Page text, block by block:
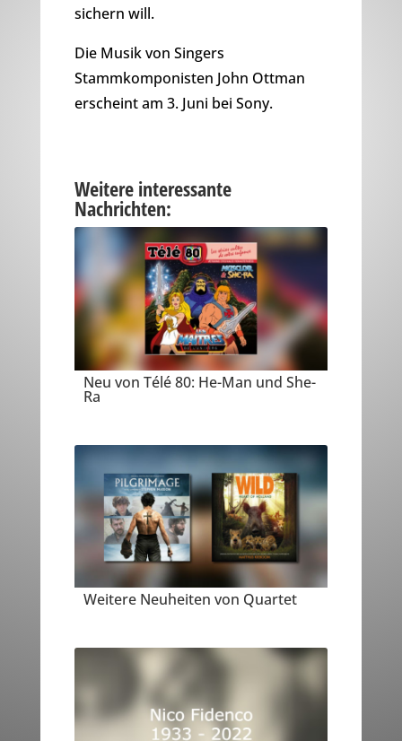
sichern will.
Die Musik von Singers
Stammkomponisten John Ottman
erscheint am 3. Juni bei Sony.
Weitere interessante
Nachrichten:
Neu von Télé 80: He-Man und She-
Ra
Weitere Neuheiten von Quartet